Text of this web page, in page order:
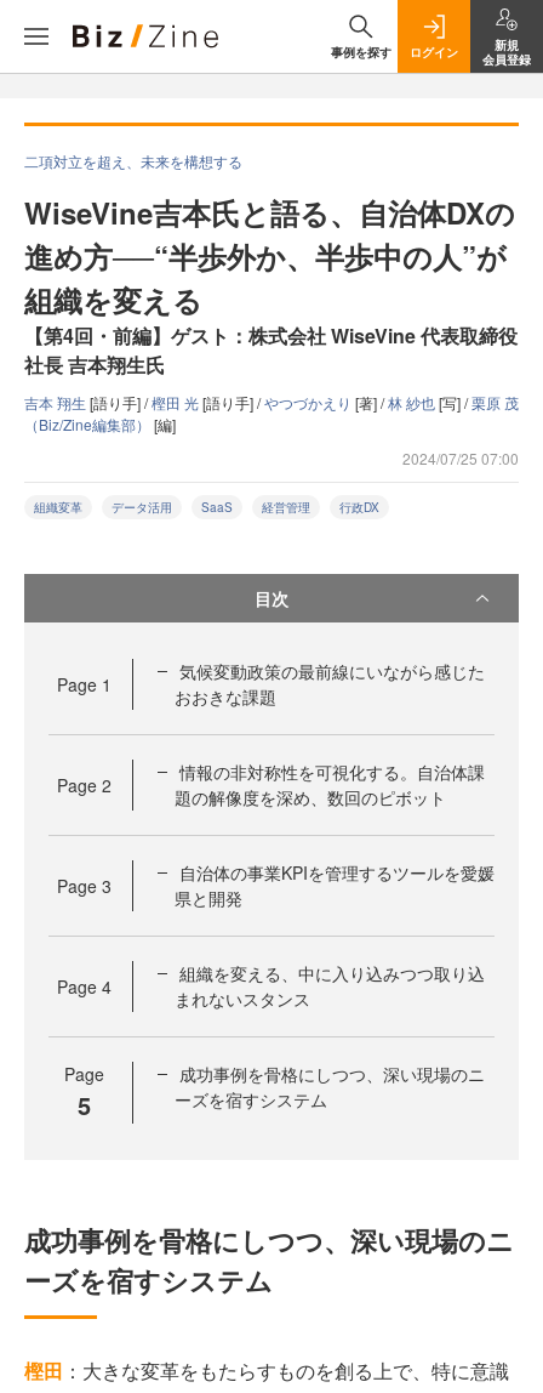
事例を探す ログイン
新規
会員登録
二項対立を超え、未来を構想する
WiseVine吉本氏と語る、自治体DXの
進め方──“半歩外か、半歩中の人”が
組織を変える
【第4回・前編】ゲスト：株式会社 WiseVine 代表取締役
社長 吉本翔生氏
吉本 翔生 [語り手] /樫田 光[語り手] /やつづかえり [著] /林 紗也[写] /栗原 茂
（Biz/Zine編集部） [編]
2024/07/25 07:00
組織変革 データ活用 SaaS 経営管理 行政DX
目次
Page 1
気候変動政策の最前線にいながら感じた
おおきな課題
Page 2
情報の非対称性を可視化する。自治体課
題の解像度を深め、数回のピボット
Page 3
自治体の事業KPIを管理するツールを愛媛
県と開発
Page 4
組織を変える、中に入り込みつつ取り込
まれないスタンス
Page
5
成功事例を骨格にしつつ、深い現場のニ
ーズを宿すシステム
成功事例を骨格にしつつ、深い現場のニ
ーズを宿すシステム
樫田 ：大きな変革をもたらすものを創る上で、特に意識